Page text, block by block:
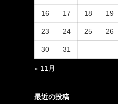
16 17 18 19
23 24 25 26
30 31
« 11月
最近の投稿